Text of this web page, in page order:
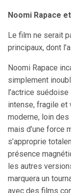
Noomi Rapace
Le film ne serait
principaux, dont
Noomi Rapace
simplement
l’actrice
intense, fragile et
moderne, loin
mais d’une force
s’approprie
présence
les autres
marquera un
avec des films